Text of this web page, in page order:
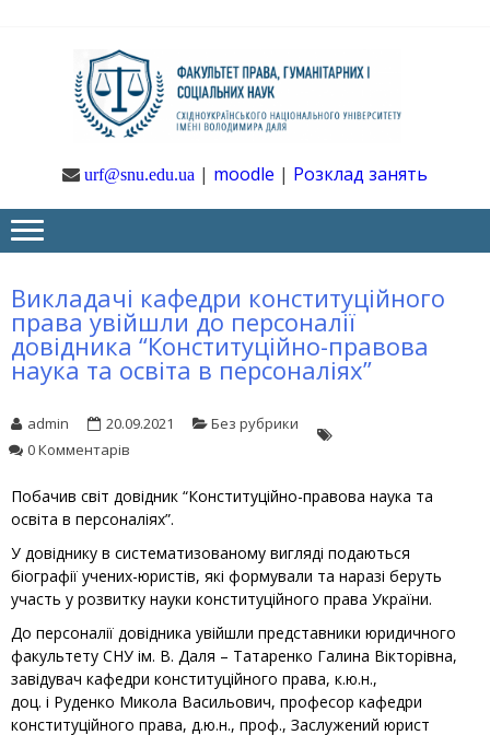
navigation
І
urf@snu.edu.ua | moodle | Розклад занять
Викладачі кафедри конституційного
права увійшли до персоналії
довідника “Конституційно-правова
наука та освіта в персоналіях”
admin 20.09.2021
Без рубрики
0 Комментарів
Побачив світ довідник “Конституційно-правова наука та
освіта в персоналіях”.
У довіднику в систематизованому вигляді подаються
біографії учених-юристів, які формували та наразі беруть
участь у розвитку науки конституційного права України.
До персоналії довідника увійшли представники юридичного
факультету СНУ ім. В. Даля – Татаренко Галина Вікторівна,
завідувач кафедри конституційного права, к.ю.н.,
доц. і Руденко Микола Васильович, професор кафедри
конституційного права, д.ю.н., проф., Заслужений юрист